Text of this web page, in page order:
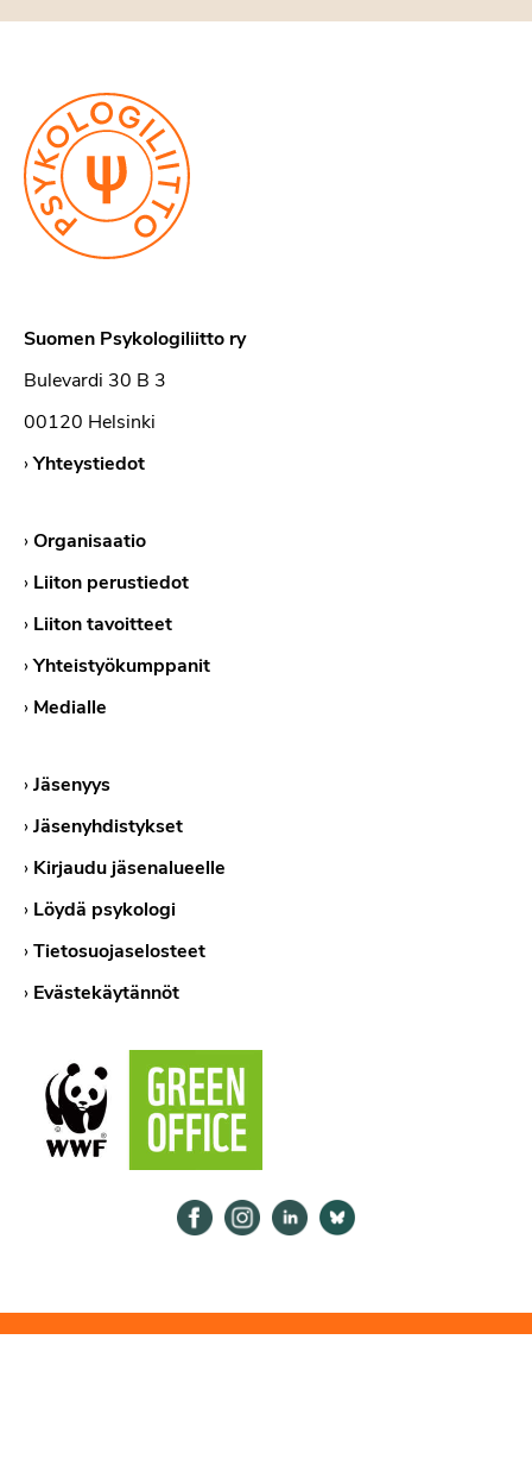
Suomen Psykologiliitto ry
Bulevardi 30 B 3
00120 Helsinki
›Yhteystiedot
›Organisaatio
› Liiton perustiedot
› Liiton tavoitteet
›Yhteistyökumppanit
› Medialle
›Jäsenyys
›Jäsenyhdistykset
› Kirjaudu jäsenalueelle
› Löydä psykologi
›Tietosuojaselosteet
› Evästekäytännöt